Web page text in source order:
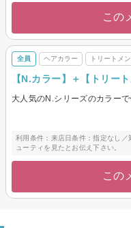
この
全員 ヘアカラー トリートメ
【N.カラー】＋【トリート
大人気のN.シリーズのカラー
利用条件：来店日条件：指定なし
ューティを見たとお伝え下さい。
この